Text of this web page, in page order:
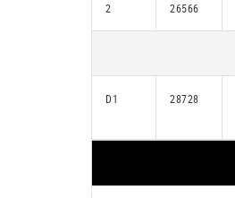
2 26566
D1 28728